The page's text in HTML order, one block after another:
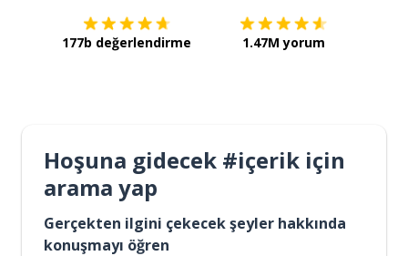
177b değerlendirme 1.47M yorum
Hoşuna gidecek #içerik için
arama yap
Gerçekten ilgini çekecek şeyler hakkında
konuşmayı öğren